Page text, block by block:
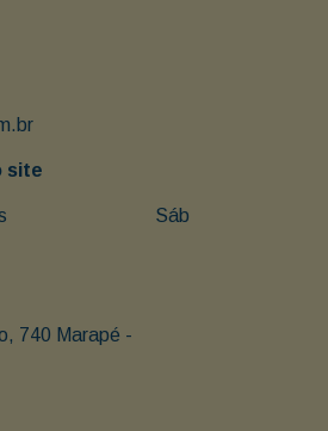
site
Sáb
740 Marapé -